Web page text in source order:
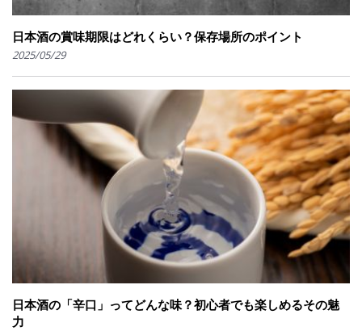
日本酒の賞味期限はどれくらい？保存場所のポイント
2025/05/29
日本酒の「辛口」ってどんな味？初心者でも楽しめるその魅
力